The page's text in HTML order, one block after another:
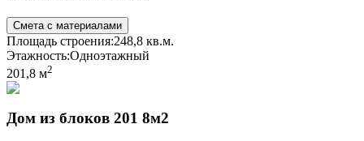
Смета с материалами
Площадь строения:248,8 кв.м.
Этажность:Одноэтажный
201,8 м2
Дом из блоков 201 8м2